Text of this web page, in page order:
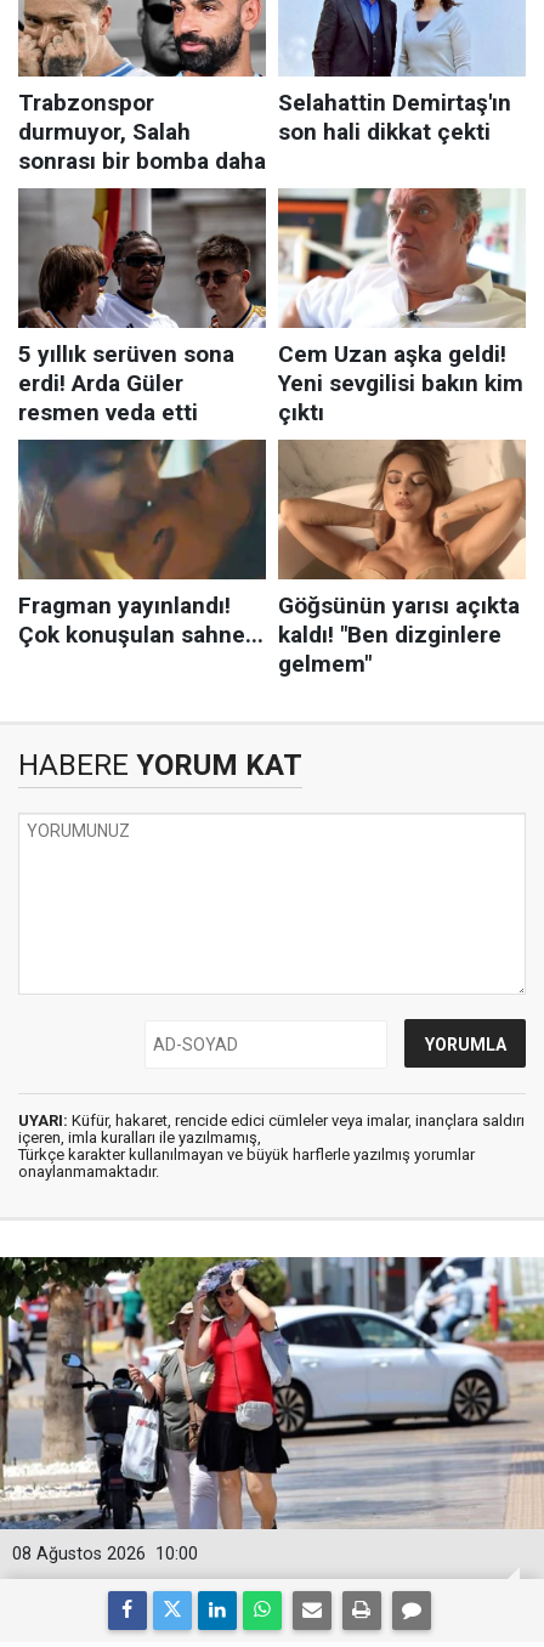
HABERE YORUM KAT
UYARI: Küfür, hakaret, rencide edici cümleler veya imalar, inançlara saldırı
içeren, imla kuralları ile yazılmamış,
Türkçe karakter kullanılmayan ve büyük harflerle yazılmış yorumlar
onaylanmamaktadır.
10:00
08 Ağustos 2026